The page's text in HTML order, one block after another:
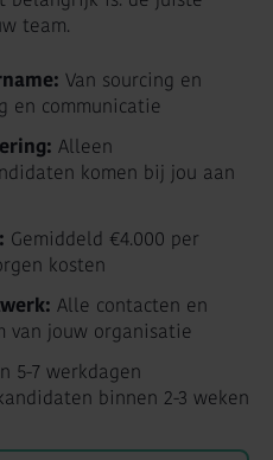
team.
Van sourcing en
en communicatie
Alleen
komen bij jou aan
Gemiddeld €4.000 per
kosten
Alle contacten en
van jouw organisatie
5-7 werkdagen
binnen 2-3 weken